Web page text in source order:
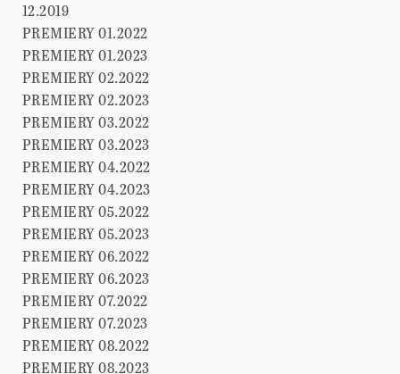
12.2019
PREMIERY 01.2022
PREMIERY 01.2023
PREMIERY 02.2022
PREMIERY 02.2023
PREMIERY 03.2022
PREMIERY 03.2023
PREMIERY 04.2022
PREMIERY 04.2023
PREMIERY 05.2022
PREMIERY 05.2023
PREMIERY 06.2022
PREMIERY 06.2023
PREMIERY 07.2022
PREMIERY 07.2023
PREMIERY 08.2022
PREMIERY 08.2023